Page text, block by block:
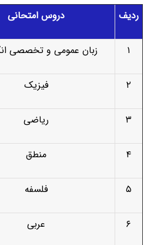
ردیف دروس امتحانی
۱ زبان عمومی و تخصصی
۲ فیزیک
۳ ریاضی
۴ منطق
۵ فلسفه
۶ عربی